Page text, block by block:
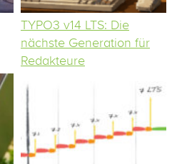
TYPO3 v14 LTS: Die
nächste Generation für
Redakteure